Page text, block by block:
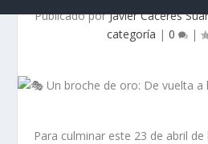
Publicado porJavier Caceres
categoría | 0 |
Para culminar este 23 de abril